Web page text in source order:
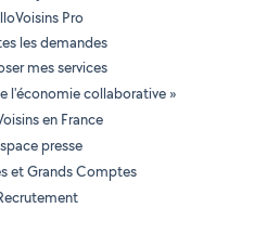
Pro
les demandes
mes services
l'économie collaborative »
en France
presse
et Grands Comptes